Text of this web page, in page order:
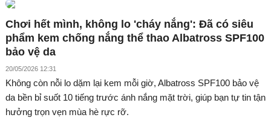
Chơi hết mình, không lo 'cháy nắng': Đã có siêu
phẩm kem chống nắng thể thao Albatross SPF100
bảo vệ da
20/05/2026 12:31
Không còn nỗi lo dặm lại kem mỗi giờ, Albatross SPF100 bảo vệ
da bền bỉ suốt 10 tiếng trước ánh nắng mặt trời, giúp bạn tự tin tận
hưởng trọn vẹn mùa hè rực rỡ.